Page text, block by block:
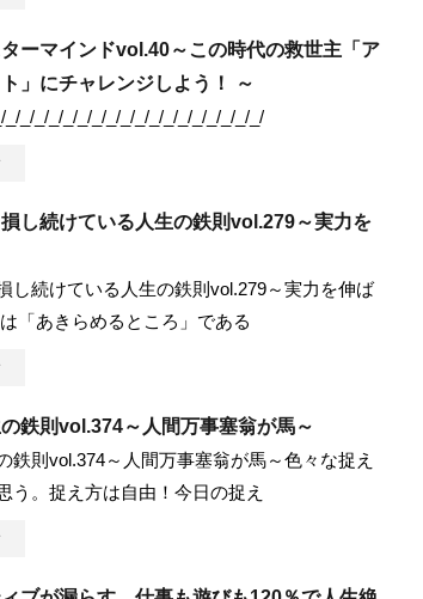
ーマインドvol.40～この時代の救世主「ア
」にチャレンジしよう！ ～
_/_/_/_/_/_/_/_/_/_/_/_/_/_/_/_/_/_/
し続けている人生の鉄則vol.279～実力を
し続けている人生の鉄則vol.279～実力を伸ば
「あきらめるところ」である
鉄則vol.374～人間万事塞翁が馬～
鉄則vol.374～人間万事塞翁が馬～色々な捉え
う。捉え方は自由！今日の捉え